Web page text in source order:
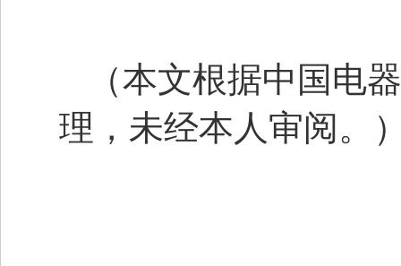
（本文根据中国电
理，未经本人审阅。